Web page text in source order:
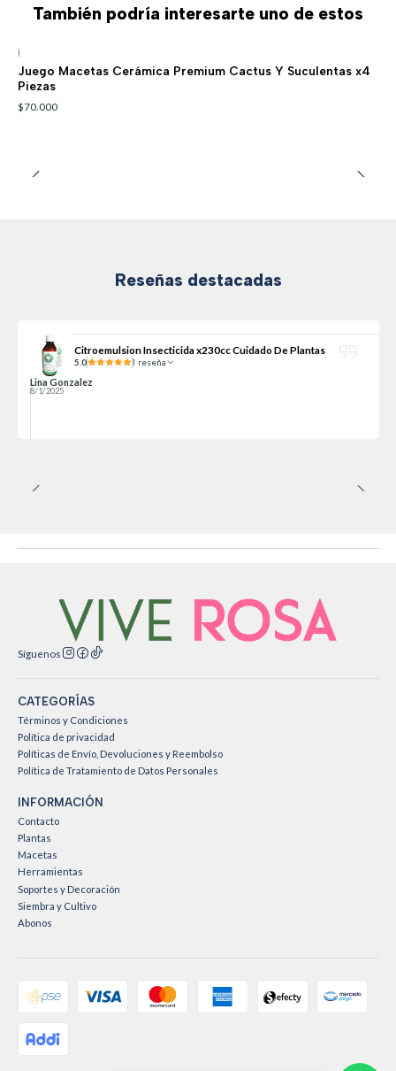
También podría interesarte uno de estos
|
Juego Macetas Cerámica Premium Cactus Y Suculentas x4
Piezas
$70.000
Reseñas destacadas
Citroemulsion Insecticida x230cc Cuidado De Plantas
5.0 1 reseña
Lina Gonzalez
8/1/2025
Síguenos
CATEGORÍAS
Términos y Condiciones
Política de privacidad
Políticas de Envío, Devoluciones y Reembolso
Política de Tratamiento de Datos Personales
INFORMACIÓN
Contacto
Plantas
Macetas
Herramientas
Soportes y Decoración
Siembra y Cultivo
Abonos